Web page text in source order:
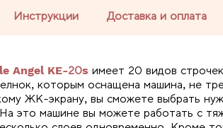
Инструкции Доставка и оплата
Angel KE-20s имеет 20 видов
которым оснащена машина, не
ЖК-экрану, вы сможете выбрать
это машине вы можете работать с